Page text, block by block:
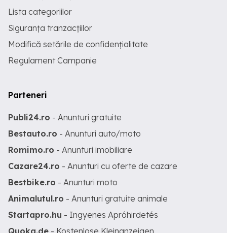
Lista categoriilor
Siguranța tranzacțiilor
Modifică setările de confidențialitate
Regulament Campanie
Parteneri
Publi24.ro - Anunturi gratuite
Bestauto.ro - Anunturi auto/moto
Romimo.ro - Anunturi imobiliare
Cazare24.ro - Anunturi cu oferte de cazare
Bestbike.ro - Anunturi moto
Animalutul.ro - Anunturi gratuite animale
Startapro.hu - Ingyenes Apróhirdetés
Quoka.de - Kostenlose Kleinanzeigen